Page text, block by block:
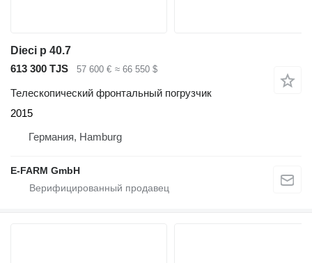
Dieci p 40.7
613 300 TJS
57 600 € ≈ 66 550 $
Телескопический фронтальный погрузчик
2015
Германия, Hamburg
E-FARM GmbH